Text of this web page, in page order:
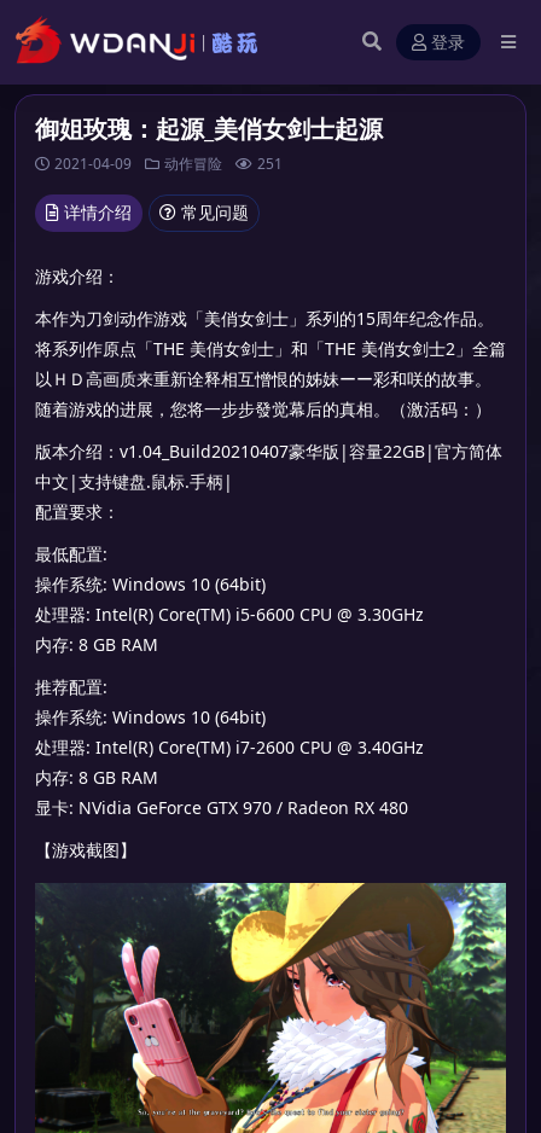
登录
御姐玫瑰：起源_美俏女剑士起源
2021-04-09 动作冒险 251
详情介绍 常见问题
游戏介绍：
本作为刀剑动作游戏「美俏女剑士」系列的15周年纪念作品。
将系列作原点「THE 美俏女剑士」和「THE 美俏女剑士2」全篇
以ＨＤ高画质来重新诠释相互憎恨的姊妹ーー彩和咲的故事。
随着游戏的进展，您将一步步發觉幕后的真相。（激活码：）
版本介绍：v1.04_Build20210407豪华版|容量22GB|官方简体
中文|支持键盘.鼠标.手柄|
配置要求：
最低配置:
操作系统: Windows 10 (64bit)
处理器: Intel(R) Core(TM) i5-6600 CPU @ 3.30GHz
内存: 8 GB RAM
推荐配置:
操作系统: Windows 10 (64bit)
处理器: Intel(R) Core(TM) i7-2600 CPU @ 3.40GHz
内存: 8 GB RAM
显卡: NVidia GeForce GTX 970 / Radeon RX 480
【游戏截图】